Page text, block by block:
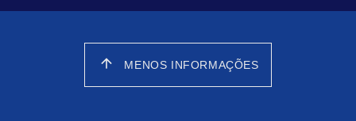
arrow_upward MENOS INFORMAÇÕES